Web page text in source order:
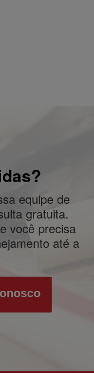
equipe de
gratuita.
você precisa
até a